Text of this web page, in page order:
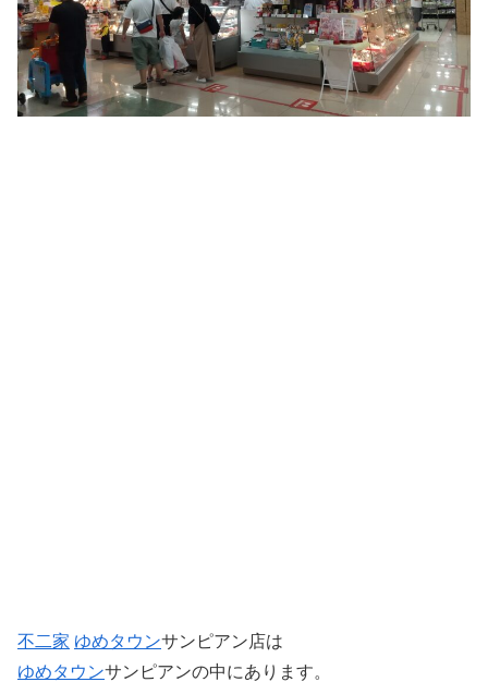
不二家 ゆめタウンサンピアン店は
ゆめタウンサンピアンの中にあります。